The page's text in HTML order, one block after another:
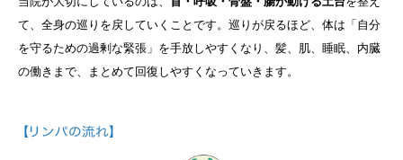
て、全身の巡りを戻していくことです。巡りが戻るほど、体は「自分
を守るための過剰な緊張」を手放しやすくなり、髪、肌、睡眠、内臓
の働きまで、まとめて回復しやすくなっていきます。